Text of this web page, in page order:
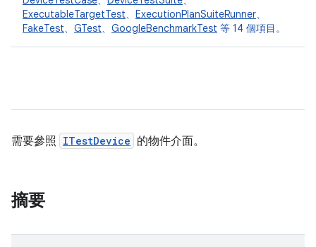
ExecutableTargetTest、 ExecutionPlanSuiteRunner、
FakeTest、 GTest、 GoogleBenchmarkTest 等 14 個項目。
需要參照 ITestDevice 的物件介面。
摘要